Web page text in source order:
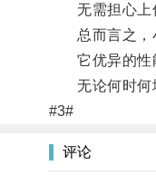
无需担心上传
总而言之，小
它优异的性能
无论何时何地
#3#
评论